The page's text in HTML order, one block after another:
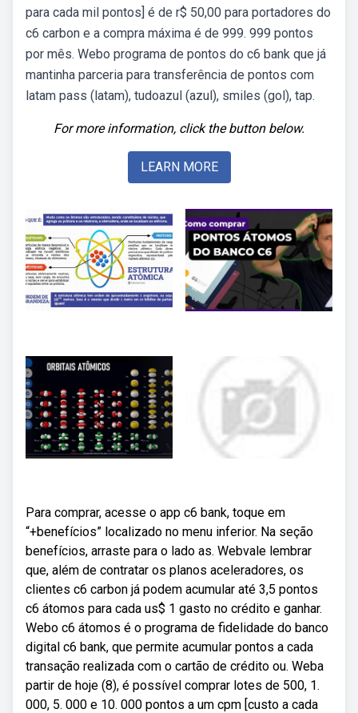
para cada mil pontos] é de r$ 50,00 para portadores do
c6 carbon e a compra máxima é de 999. 999 pontos
por mês. Webo programa de pontos do c6 bank que já
mantinha parceria para transferência de pontos com
latam pass (latam), tudoazul (azul), smiles (gol), tap.
For more information, click the button below.
LEARN MORE
Para comprar, acesse o app c6 bank, toque em
“+benefícios” localizado no menu inferior. Na seção
benefícios, arraste para o lado as. Webvale lembrar
que, além de contratar os planos aceleradores, os
clientes c6 carbon já podem acumular até 3,5 pontos
c6 átomos para cada us$ 1 gasto no crédito e ganhar.
Webo c6 átomos é o programa de fidelidade do banco
digital c6 bank, que permite acumular pontos a cada
transação realizada com o cartão de crédito ou. Weba
partir de hoje (8), é possível comprar lotes de 500, 1.
000, 5. 000 e 10. 000 pontos a um cpm [custo a cada